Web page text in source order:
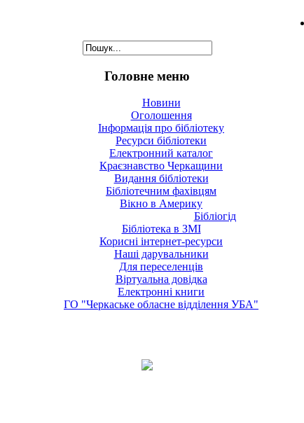
Головне меню
Новини
Оголошення
Інформація про бібліотеку
Ресурси бібліотеки
Електронний каталог
Краєзнавство Черкащини
Видання бібліотеки
Бібліотечним фахівцям
Вікно в Америку
Бібліогід
Бібліотека в ЗМІ
Корисні інтернет-ресурси
Наші дарувальники
Для переселенців
Віртуальна довідка
Електронні книги
ГО "Черкаське обласне відділення УБА"